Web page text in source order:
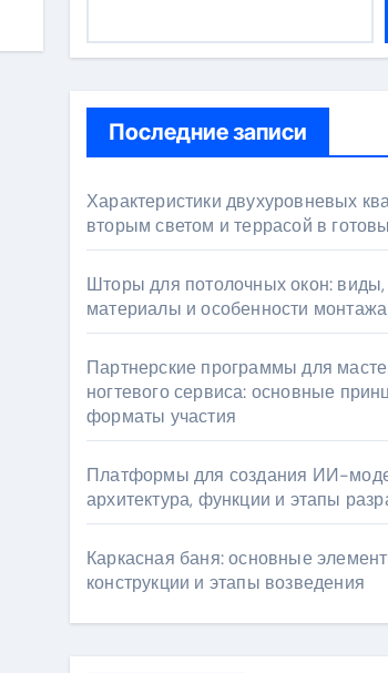
Последние записи
Характеристики двухуровневых
вторым светом и террасой в
Шторы для потолочных окон: виды,
материалы и особенности монтажа
Партнерские программы для
ногтевого сервиса: основные
форматы участия
Платформы для создания ИИ-
архитектура, функции и этапы
Каркасная баня: основные
конструкции и этапы возведения